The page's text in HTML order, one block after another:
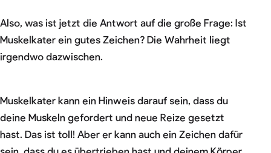
Also, was ist jetzt die Antwort auf die große Frage: Ist
Muskelkater ein gutes Zeichen? Die Wahrheit liegt
irgendwo dazwischen.
Muskelkater kann ein Hinweis darauf sein, dass du
deine Muskeln gefordert und neue Reize gesetzt
hast. Das ist toll! Aber er kann auch ein Zeichen dafür